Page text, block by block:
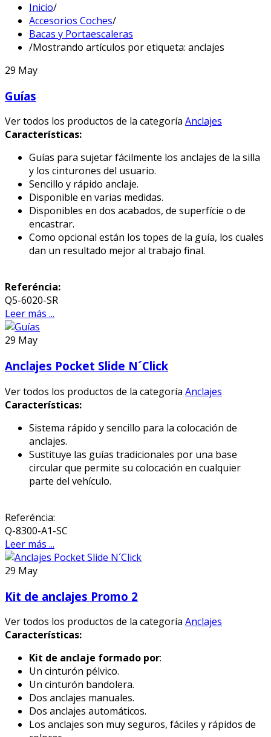
Inicio/
Accesorios Coches/
Bacas y Portaescaleras
/Mostrando artículos por etiqueta: anclajes
29 May
Guías
Ver todos los productos de la categoría Anclajes
Características:
Guías para sujetar fácilmente los anclajes de la silla
y los cinturones del usuario.
Sencillo y rápido anclaje.
Disponible en varias medidas.
Disponibles en dos acabados, de superfície o de
encastrar.
Como opcional están los topes de la guía, los cuales
dan un resultado mejor al trabajo final.
Referéncia:
Q5-6020-SR
Leer más ...
29 May
Anclajes Pocket Slide N´Click
Ver todos los productos de la categoría Anclajes
Características:
Sistema rápido y sencillo para la colocación de
anclajes.
Sustituye las guías tradicionales por una base
circular que permite su colocación en cualquier
parte del vehículo.
Referéncia:
Q-8300-A1-SC
Leer más ...
29 May
Kit de anclajes Promo 2
Ver todos los productos de la categoría Anclajes
Características:
Kit de anclaje formado por:
Un cinturón pélvico.
Un cinturón bandolera.
Dos anclajes manuales.
Dos anclajes automáticos.
Los anclajes son muy seguros, fáciles y rápidos de